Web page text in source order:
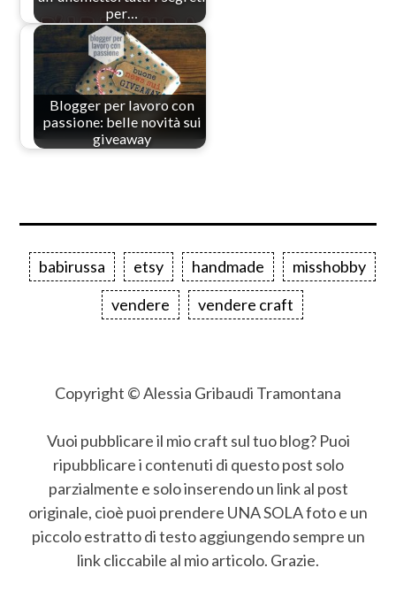
per…
Blogger per lavoro con
passione: belle novità sui
giveaway
babirussa etsy handmade
misshobby
vendere
vendere craft
Copyright © Alessia Gribaudi Tramontana
Vuoi pubblicare il mio craft sul tuo blog? Puoi
ripubblicare i contenuti di questo post solo
parzialmente e solo inserendo un link al post
originale, cioè puoi prendere UNA SOLA foto e un
piccolo estratto di testo aggiungendo sempre un
link cliccabile al mio articolo. Grazie.